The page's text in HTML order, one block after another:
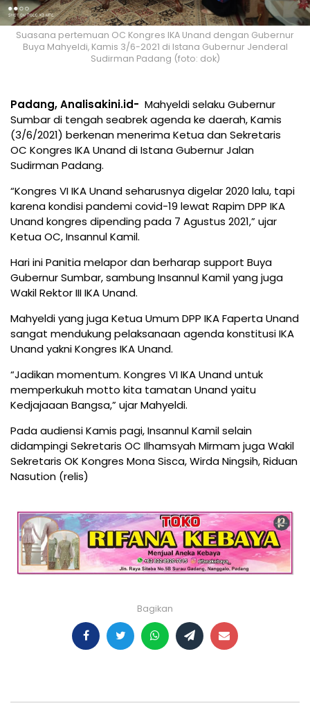
Suasana pertemuan OC Kongres IKA Unand dengan Gubernur
Buya Mahyeldi, Kamis 3/6-2021 di Istana Gubernur Jenderal
Sudirman Padang (foto: dok)
Padang, Analisakini.id- Mahyeldi selaku Gubernur
Sumbar di tengah seabrek agenda ke daerah, Kamis
(3/6/2021) berkenan menerima Ketua dan Sekretaris
OC Kongres IKA Unand di Istana Gubernur Jalan
Sudirman Padang.
“Kongres VI IKA Unand seharusnya digelar 2020 lalu, tapi
karena kondisi pandemi covid-19 lewat Rapim DPP IKA
Unand kongres dipending pada 7 Agustus 2021,” ujar
Ketua OC, Insannul Kamil.
Hari ini Panitia melapor dan berharap support Buya
Gubernur Sumbar, sambung Insannul Kamil yang juga
Wakil Rektor III IKA Unand.
Mahyeldi yang juga Ketua Umum DPP IKA Faperta Unand
sangat mendukung pelaksanaan agenda konstitusi IKA
Unand yakni Kongres IKA Unand.
“Jadikan momentum. Kongres VI IKA Unand untuk
memperkukuh motto kita tamatan Unand yaitu
Kedjajaaan Bangsa,” ujar Mahyeldi.
Pada audiensi Kamis pagi, Insannul Kamil selain
didampingi Sekretaris OC Ilhamsyah Mirmam juga Wakil
Sekretaris OK Kongres Mona Sisca, Wirda Ningsih, Riduan
Nasution (relis)
Bagikan